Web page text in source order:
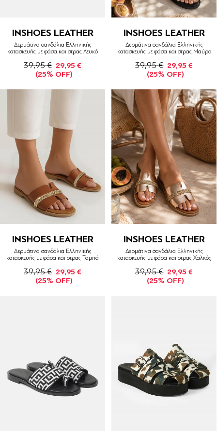
INSHOES LEATHER
Δερμάτινα σανδάλια Ελληνικής
κατασκευής με φάσα και στρας Λευκό
39,95 € 29,95 €
(25% OFF)
INSHOES LEATHER
Δερμάτινα σανδάλια Ελληνικής
κατασκευής με φάσα και στρας Μαύρο
39,95 € 29,95 €
(25% OFF)
INSHOES LEATHER
Δερμάτινα σανδάλια Ελληνικής
κατασκευής με φάσα και στρας Ταμπά
39,95 € 29,95 €
(25% OFF)
INSHOES LEATHER
Δερμάτινα σανδάλια Ελληνικής
κατασκευής με φάσα και στρας Χαλκός
39,95 € 29,95 €
(25% OFF)